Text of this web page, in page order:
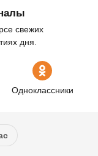
свежих
дня.
Одноклассники